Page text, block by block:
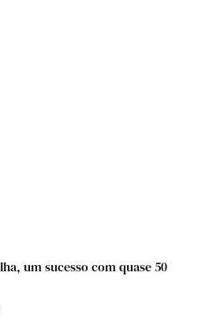
um sucesso com quase 50